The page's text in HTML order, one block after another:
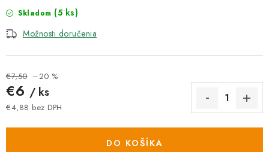
Skladom (5 ks)
Možnosti doručenia
€7,50 –20 %
€6 / ks
€4,88 bez DPH
DO KOŠÍKA